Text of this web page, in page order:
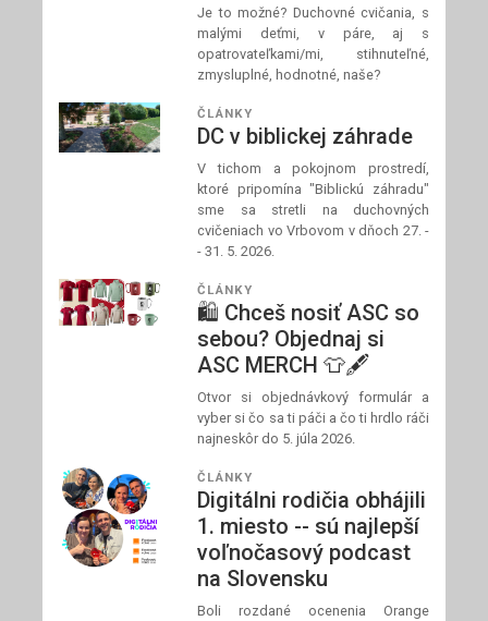
Je to možné? Duchovné cvičania, s
malými deťmi, v páre, aj s
opatrovateľkami/mi, stihnuteľné,
zmysluplné, hodnotné, naše?
ČLÁNKY
DC v biblickej záhrade
V tichom a pokojnom prostredí,
ktoré pripomína "Biblickú záhradu"
sme sa stretli na duchovných
cvičeniach vo Vrbovom v dňoch 27. -
- 31. 5. 2026.
ČLÁNKY
🛍️ Chceš nosiť ASC so
sebou? Objednaj si
ASC MERCH 👕🖋️
Otvor si objednávkový formulár a
vyber si čo sa ti páči a čo ti hrdlo ráči
najneskôr do 5. júla 2026.
ČLÁNKY
Digitálni rodičia obhájili
1. miesto -- sú najlepší
voľnočasový podcast
na Slovensku
Boli rozdané ocenenia Orange